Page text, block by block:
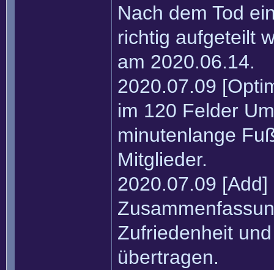
Nach dem Tod
richtig aufgeteilt
am 2020.06.14.
2020.07.09
im 120 Felder
minutenlange
Mitglieder.
2020.07.09
Zufriedenheit
übertragen.